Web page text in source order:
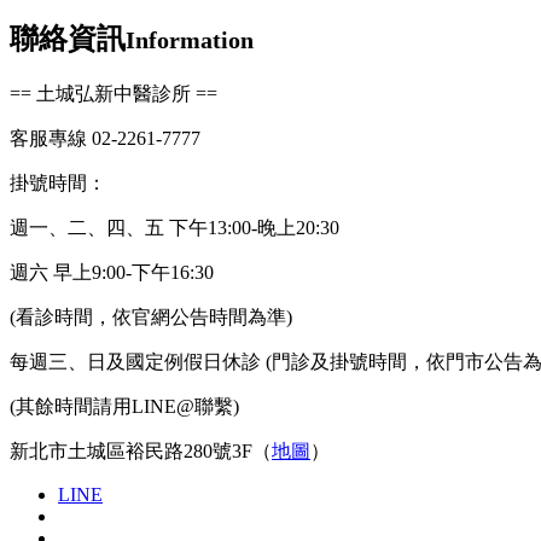
聯絡資訊Information
== 土城弘新中醫診所 ==
客服專線 02-2261-7777
掛號時間：
週一、二、四、五 下午13:00-晚上20:30
週六 早上9:00-下午16:30
(看診時間，依官網公告時間為準)
每週三、日及國定例假日休診 (門診及掛號時間，依門市公告
(其餘時間請用LINE@聯繫)
新北市土城區裕民路280號3F（地圖 ）
LINE